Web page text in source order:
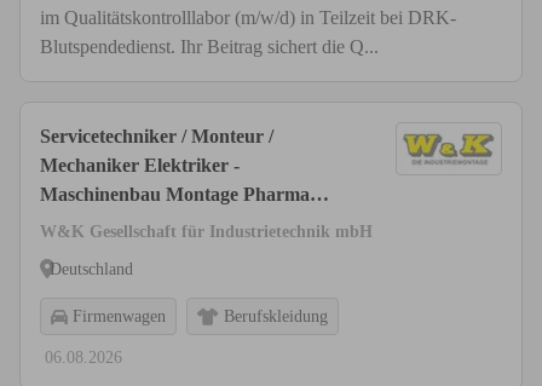
im Qualitätskontrolllabor (m/w/d) in Teilzeit bei DRK-
Blutspendedienst. Ihr Beitrag sichert die Q...
Servicetechniker / Monteur /
Mechaniker Elektriker -
Maschinenbau Montage Pharma
Medizintechnik (m/w/d)
W&K Gesellschaft für Industrietechnik mbH
Deutschland
Firmenwagen Berufskleidung
06.08.2026